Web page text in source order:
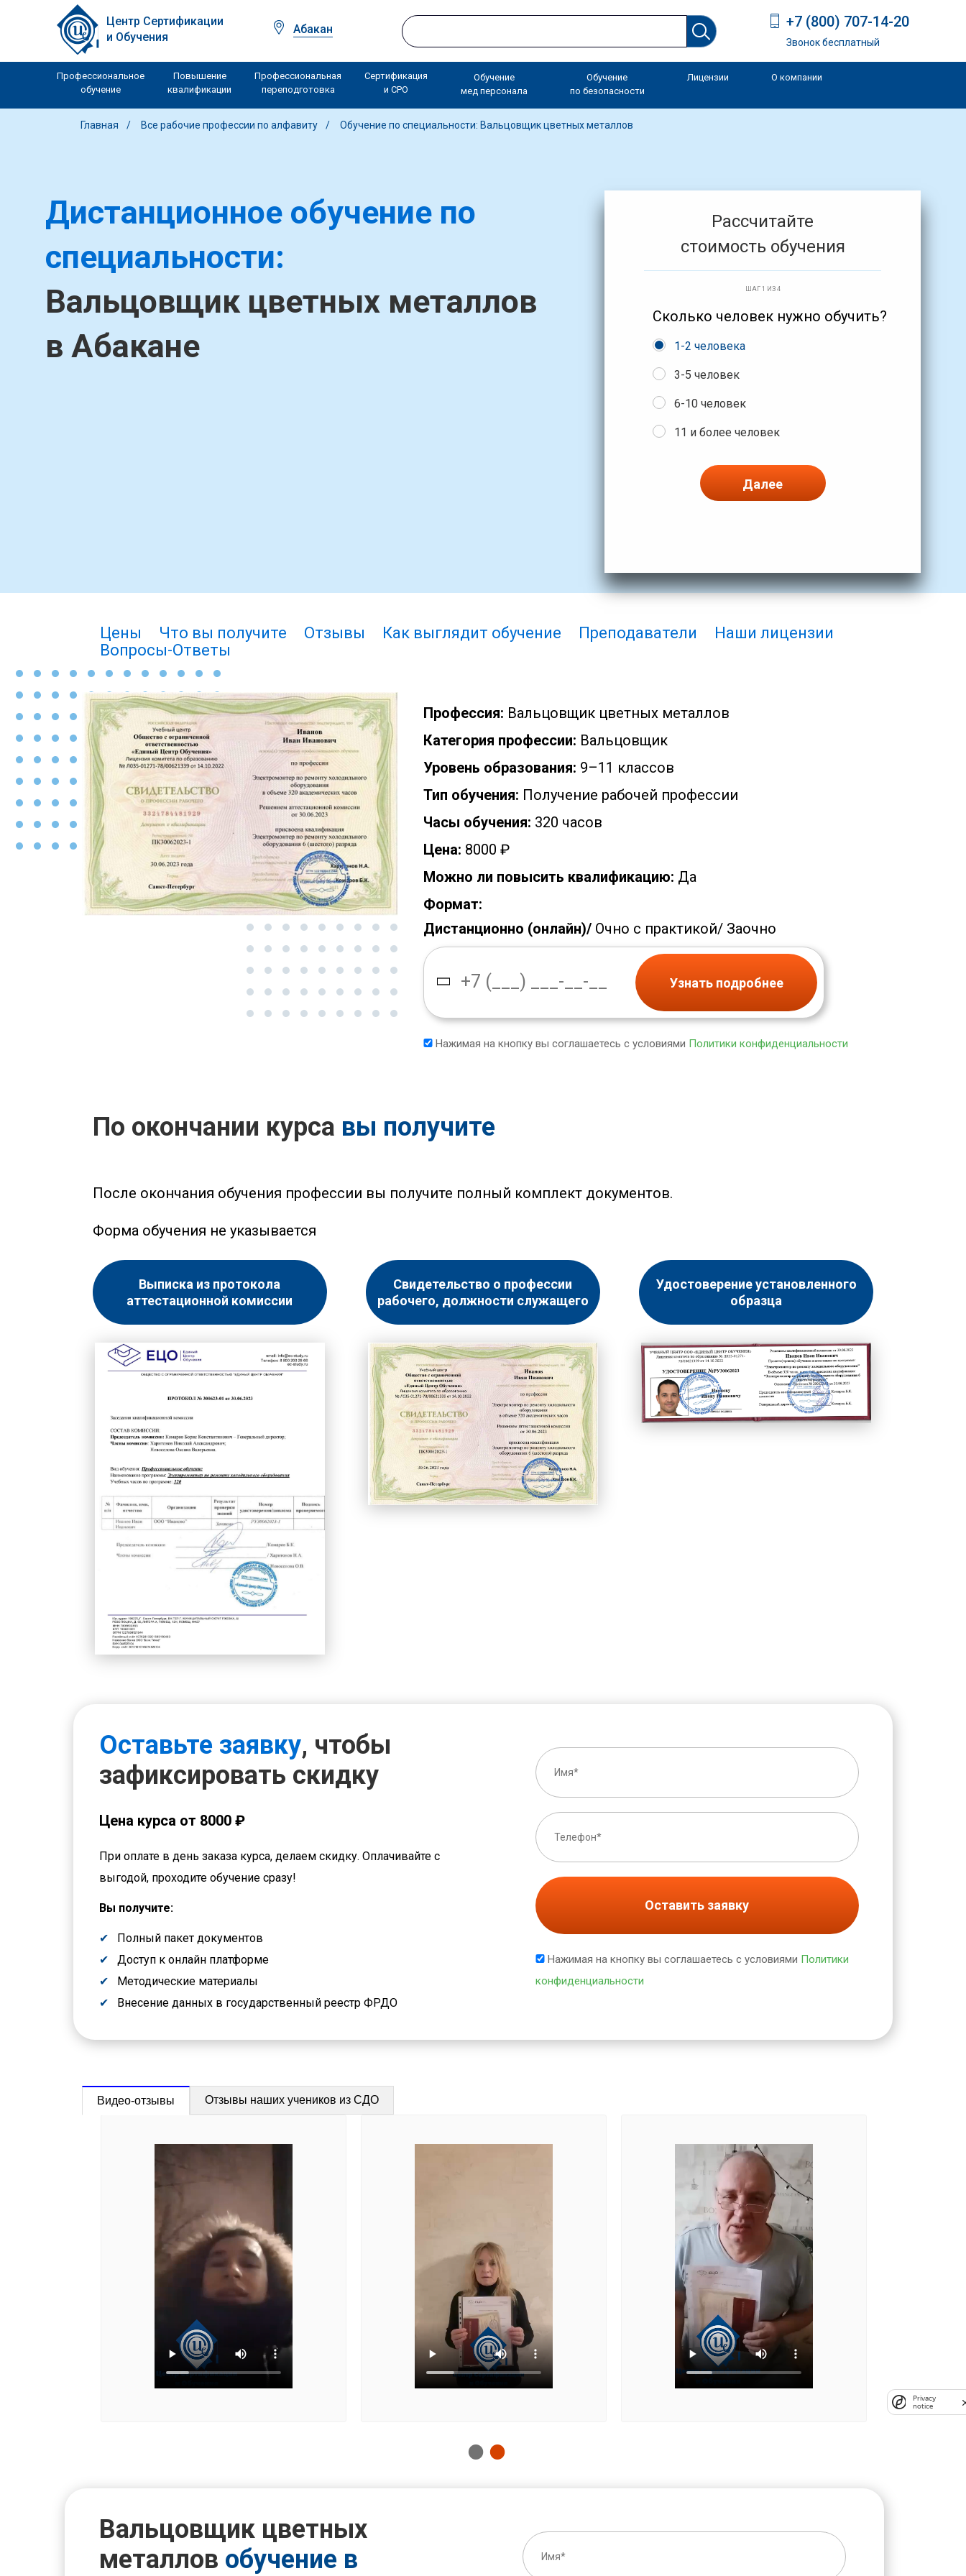
Центр Сертификации
и Обучения
Абакан +7 (800) 707-14-20
Звонок бесплатный
Профессиональное
обучение
Повышение
квалификации
Профессиональная
переподготовка
Сертификация
и СРО
Обучение
мед персонала
Обучение
по безопасности
Лицензии О компании
Главная Все рабочие профессии по алфавиту Обучение по специальности: Вальцовщик цветных металлов
Дистанционное обучение по
специальности:
Вальцовщик цветных металлов
в Абакане
Рассчитайте
стоимость обучения
ШАГ 1 ИЗ 4
Сколько человек нужно обучить?
1-2 человека
3-5 человек
6-10 человек
11 и более человек
Далее
Цены Что вы получите Отзывы Как выглядит обучение Преподаватели
Наши лицензии
Вопросы-Ответы
Профессия: Вальцовщик цветных металлов
Категория профессии: Вальцовщик
Уровень образования: 9–11 классов
Тип обучения: Получение рабочей профессии
Часы обучения: 320 часов
Цена: 8000 ₽
Можно ли повысить квалификацию: Да
Формат:
Дистанционно (онлайн)/ Очно с практикой/ Заочно
Узнать подробнее
Нажимая на кнопку вы соглашаетесь с условиями Политики конфиденциальности
По окончании курса вы получите
После окончания обучения профессии вы получите полный комплект документов.
Форма обучения не указывается
Выписка из протокола
аттестационной комиссии
Свидетельство о профессии
рабочего, должности служащего
Удостоверение установленного
образца
Оставьте заявку, чтобы
зафиксировать скидку
Цена курса от 8000 ₽
При оплате в день заказа курса, делаем скидку. Оплачивайте с
выгодой, проходите обучение сразу!
Вы получите:
Полный пакет документов
Доступ к онлайн платформе
Методические материалы
Внесение данных в государственный реестр ФРДО
Оставить заявку
Нажимая на кнопку вы соглашаетесь с условиями Политики
конфиденциальности
Видео-отзывы Отзывы наших учеников из СДО
Вальцовщик цветных
металлов обучение в
Privacy
notice